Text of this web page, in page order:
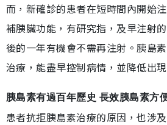
而，新確診的患者在短時間內開始
補胰臟功能，有研究指，及早注射
後的一年有機會不需再注射。胰島
治療，能盡早控制病情，並降低出
胰島素有過百年歷史 長效胰島素方
患者抗拒胰島素治療的原因，也涉